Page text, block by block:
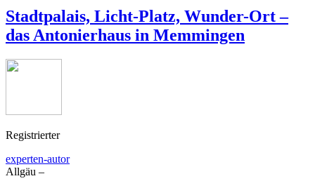
Stadtpalais, Licht-Platz, Wunder-Ort –
das Antonierhaus in Memmingen
Registrierter
experten-autor
Allgäu –